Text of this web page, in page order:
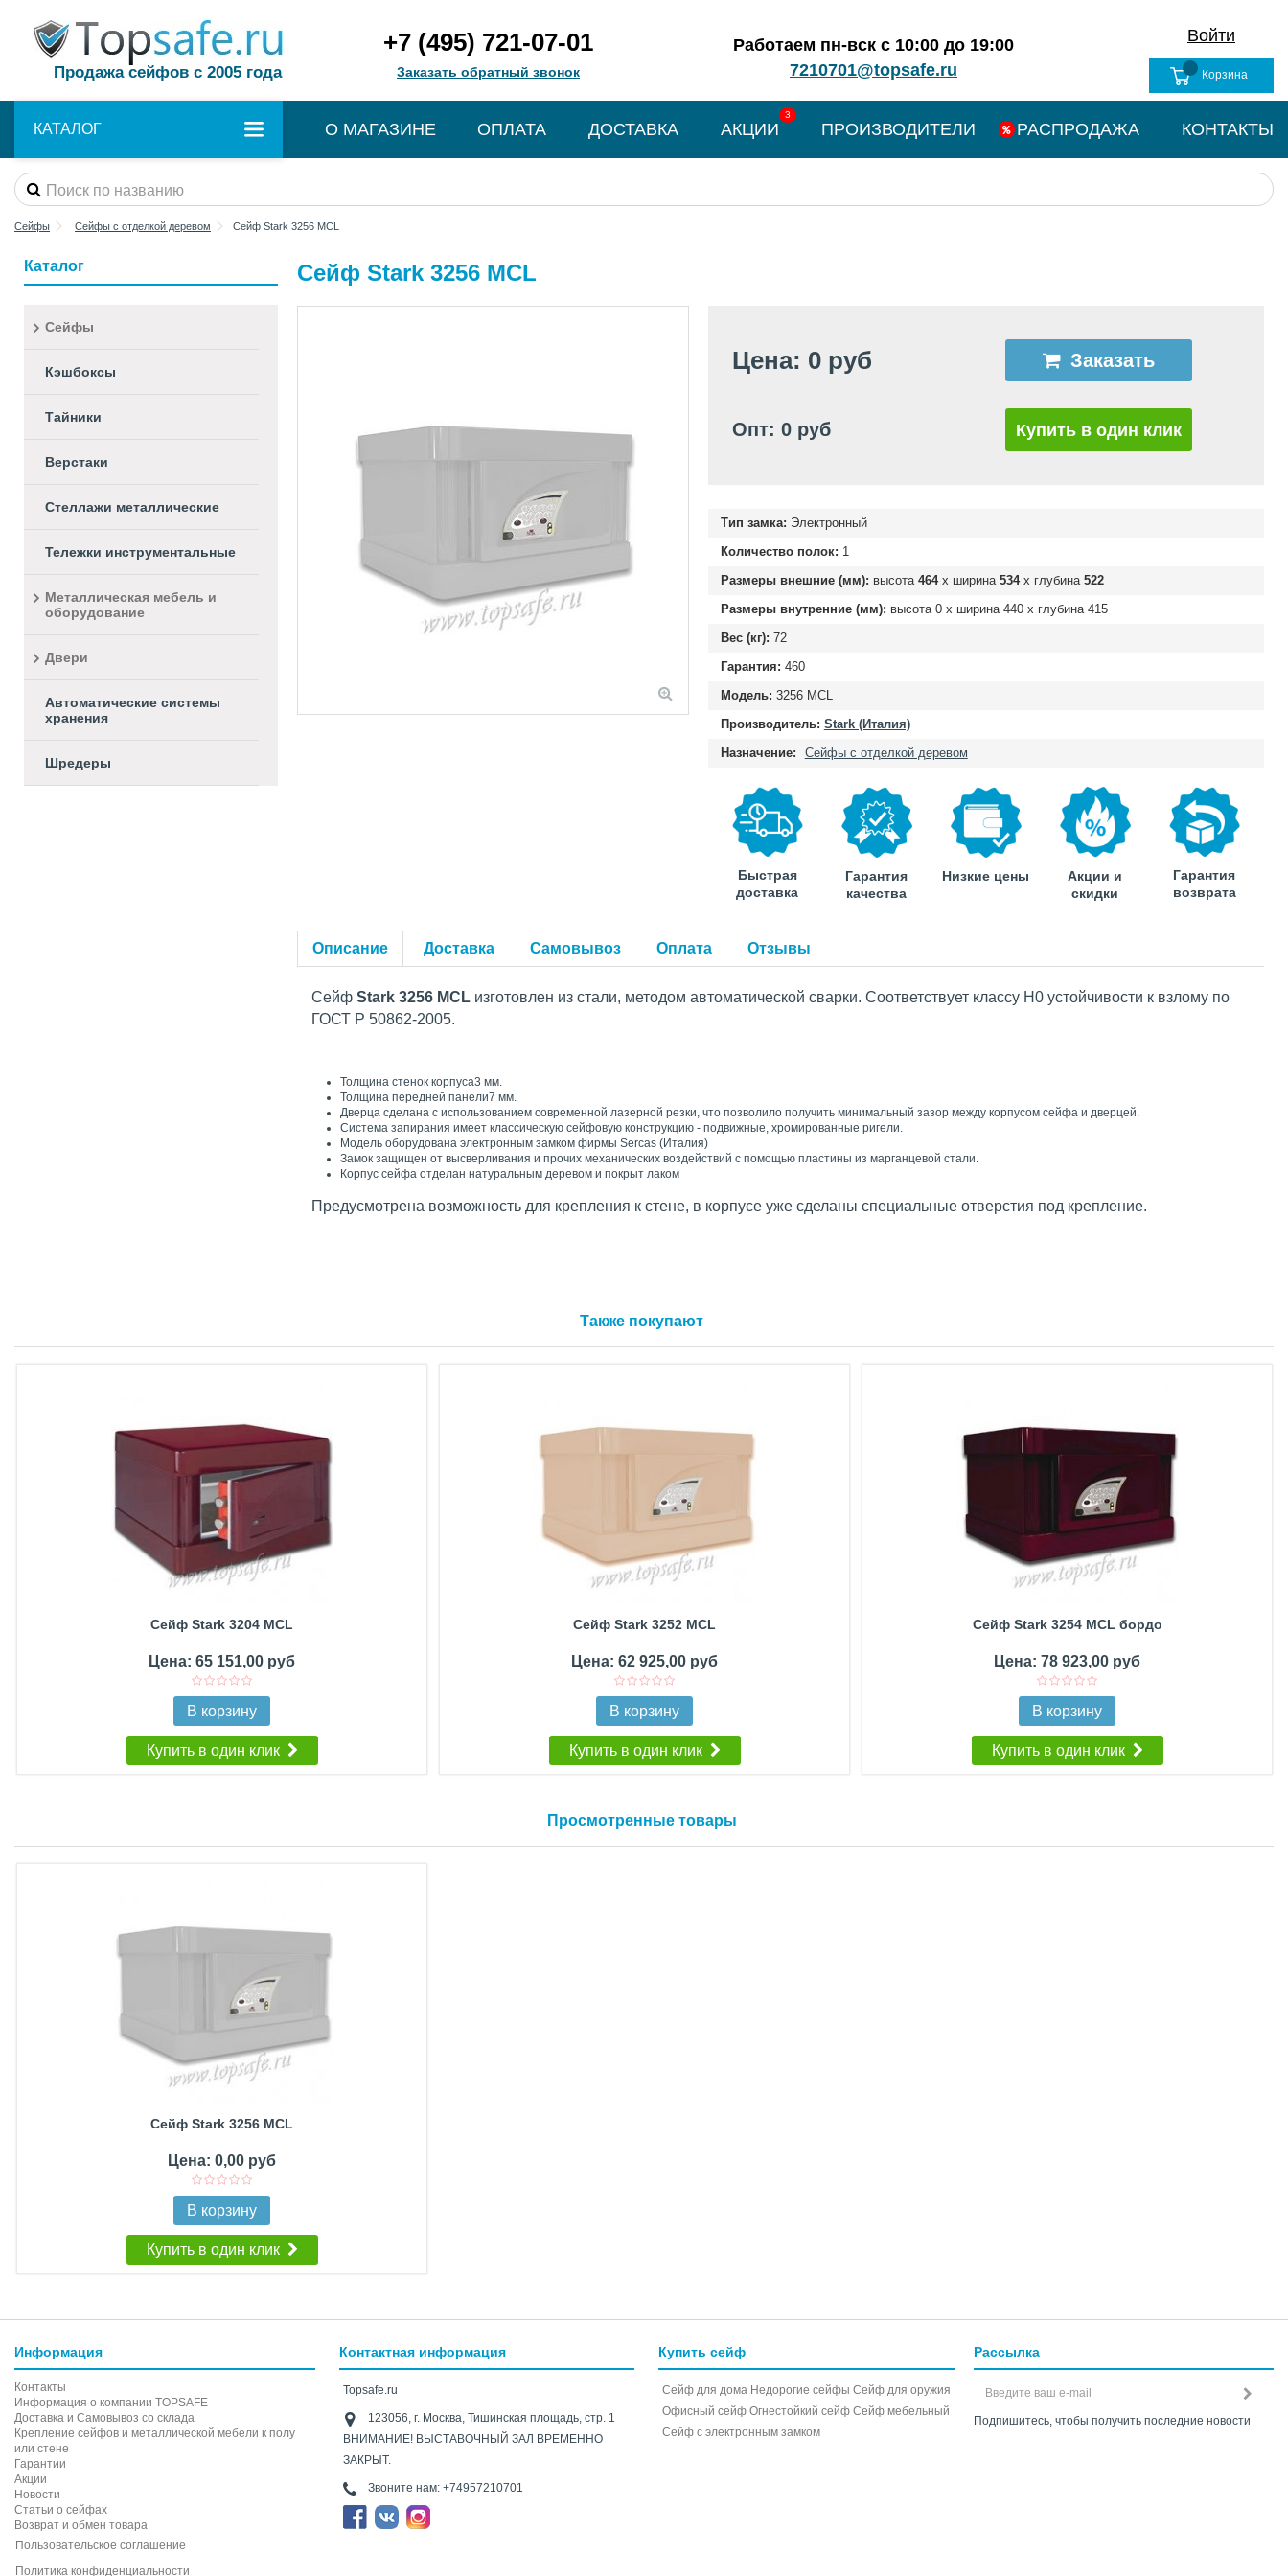
Продажа сейфов с 2005 года
Войти
Корзина
Работаем пн-вск с 10:00 до 19:00
7210701@topsafe.ru
+7 (495) 721-07-01
Заказать обратный звонок
КАТАЛОГ О МАГАЗИНЕ ОПЛАТА ДОСТАВКА
3
АКЦИИ ПРОИЗВОДИТЕЛИ РАСПРОДАЖА КОНТАКТЫ
Сейфы Cейфы с отделкой деревом Сейф Stark 3256 MCL
Каталог
Сейфы
Кэшбоксы
Тайники
Верстаки
Стеллажи металлические
Тележки инструментальные
Металлическая мебель и
оборудование
Двери
Автоматические системы
хранения
Шредеры
Сейф Stark 3256 MCL
Цена: 0 руб
Опт: 0 руб
Заказать
Купить в один клик
Тип замка: Электронный
Количество полок: 1
Размеры внешние (мм): высота 464х ширина 534х глубина 522
Размеры внутренние (мм): высота 0х ширина 440х глубина 415
Вес (кг): 72
Гарантия: 460
Модель: 3256 MCL
Производитель: Stark (Италия)
Назначение:
Cейфы с отделкой деревом
Быстрая
доставка
Гарантия
качества
Низкие цены
Акции и
скидки
Гарантия
возврата
Описание Доставка Самовывоз Оплата Отзывы
Сейф Stark 3256 MCL изготовлен из стали, методом автоматической сварки. Соответствует классу Н0 устойчивости к взлому по
ГОСТ Р 50862-2005.
Толщина стенок корпуса3 мм.
Толщина передней панели7 мм.
Дверца сделана с использованием современной лазерной резки, что позволило получить минимальный зазор между корпусом сейфа и дверцей.
Система запирания имеет классическую сейфовую конструкцию - подвижные, хромированные ригели.
Модель оборудована электронным замком фирмы Sercas (Италия)
Замок защищен от высверливания и прочих механических воздействий с помощью пластины из марганцевой стали.
Корпус сейфа отделан натуральным деревом и покрыт лаком
Предусмотрена возможность для крепления к стене, в корпусе уже сделаны специальные отверстия под крепление.
Также покупают
Сейф Stark 3204 MCL
Цена: 65 151,00 руб
В корзину
Купить в один клик
Сейф Stark 3252 MCL
Цена: 62 925,00 руб
В корзину
Купить в один клик
Сейф Stark 3254 MCL бордо
Цена: 78 923,00 руб
В корзину
Купить в один клик
Просмотренные товары
Сейф Stark 3256 MCL
Цена: 0,00 руб
В корзину
Купить в один клик
Информация
Контакты
Информация о компании TOPSAFE
Доставка и Самовывоз со склада
Крепление сейфов и металлической мебели к полу
или стене
Гарантии
Акции
Новости
Статьи о сейфах
Возврат и обмен товара
Пользовательское соглашение
Политика конфиденциальности
Контактная информация
Topsafe.ru
123056, г. Москва, Тишинская площадь, стр. 1
ВНИМАНИЕ! ВЫСТАВОЧНЫЙ ЗАЛ ВРЕМЕННО
ЗАКРЫТ.
Звоните нам: +74957210701
Купить сейф
Сейф для дома Недорогие сейфы Сейф для оружия
Офисный сейф Огнестойкий сейф Сейф мебельный
Cейф с электронным замком
Рассылка
Подпишитесь, чтобы получить последние новости